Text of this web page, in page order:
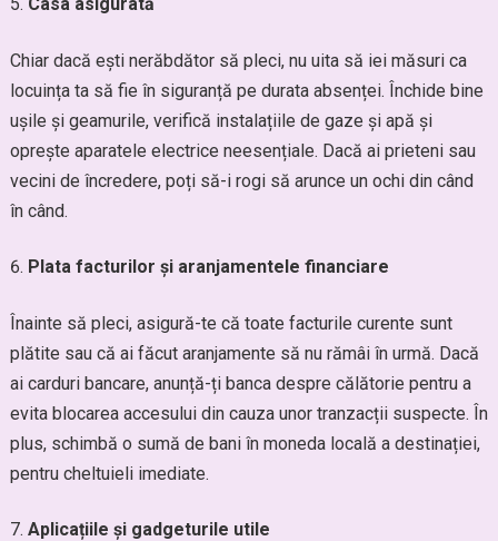
Chiar dacă ești nerăbdător să pleci, nu uita să iei măsuri ca
locuința ta să fie în siguranță pe durata absenței. Închide bine
ușile și geamurile, verifică instalațiile de gaze și apă și
oprește aparatele electrice neesențiale. Dacă ai prieteni sau
vecini de încredere, poți să-i rogi să arunce un ochi din când
în când.
Plata facturilor și aranjamentele financiare
Înainte să pleci, asigură-te că toate facturile curente sunt
plătite sau că ai făcut aranjamente să nu rămâi în urmă. Dacă
ai carduri bancare, anunță-ți banca despre călătorie pentru a
evita blocarea accesului din cauza unor tranzacții suspecte. În
plus, schimbă o sumă de bani în moneda locală a destinației,
pentru cheltuieli imediate.
Aplicațiile și gadgeturile utile